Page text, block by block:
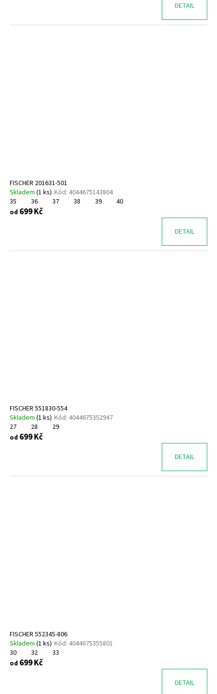
DETAIL
FISCHER 201631-501
Skladem (1 ks) Kód: 4044675143804
35
36 37 38 39 40
od 699 Kč
DETAIL
FISCHER 551830-554
Skladem (1 ks) Kód: 4044675352947
27
28 29
od 699 Kč
DETAIL
FISCHER 552345-806
Skladem (1 ks) Kód: 4044675355801
30
32 33
od 699 Kč
DETAIL